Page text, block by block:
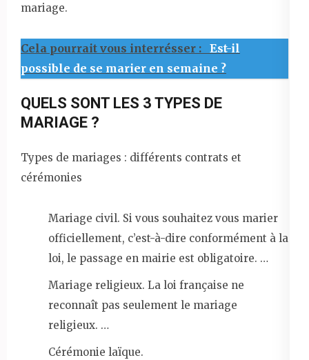
mariage.
Cela pourrait vous interrésser : Est-il
possible de se marier en semaine ?
QUELS SONT LES 3 TYPES DE
MARIAGE ?
Types de mariages : différents contrats et
cérémonies
Mariage civil. Si vous souhaitez vous marier
officiellement, c’est-à-dire conformément à la
loi, le passage en mairie est obligatoire. …
Mariage religieux. La loi française ne
reconnaît pas seulement le mariage
religieux. …
Cérémonie laïque.